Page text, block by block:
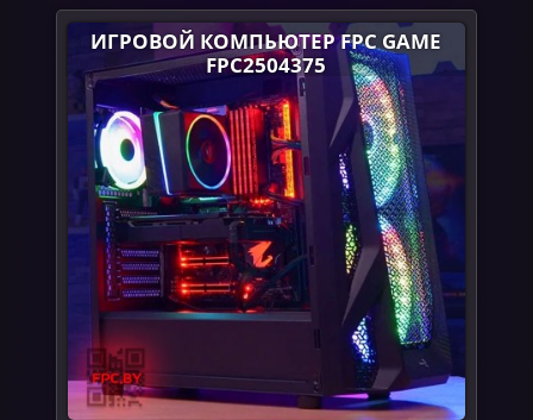
ИГРОВОЙ КОМПЬЮТЕР FPC GAME
FPC2504375